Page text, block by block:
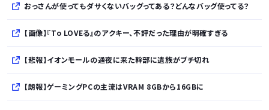
おっさんが使ってもダサくないバッグってある？どんなバッグ使ってる？
【画像】『To LOVEる』のアクキー、不評だった理由が明確すぎる
【悲報】イオンモールの通夜に来た幹部に遺族がブチ切れ
【朗報】ゲーミングPCの主流はVRAM 8GBから16GBに